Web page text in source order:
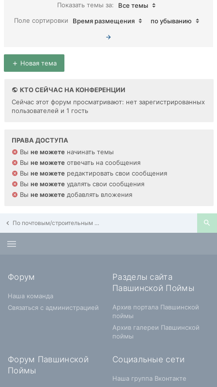
Показать темы за:
Все темы
Поле сортировки
Время размещения по убыванию
Новая тема
КТО СЕЙЧАС НА КОНФЕРЕНЦИИ
Сейчас этот форум просматривают: нет зарегистрированных
пользователей и 1 гость
ПРАВА ДОСТУПА
Вы не можете начинать темы
Вы не можете отвечать на сообщения
Вы не можете редактировать свои сообщения
Вы не можете удалять свои сообщения
Вы не можете добавлять вложения
По почтовым/строительным адресам Павшинской Поймы
Форум
Наша команда
Связаться с администрацией
Разделы сайта
Павшинской Поймы
Архив портала Павшинской
поймы
Архив галереи Павшинской
поймы
Форум Павшинской
Поймы
Социальные сети
Наша группа Вконтакте